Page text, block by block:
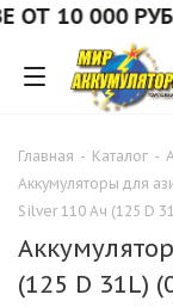
10 000 РУБ.
Главная - Каталог -
Аккумуляторы для
Silver 110 Ач (125 D
(125 D 31L)